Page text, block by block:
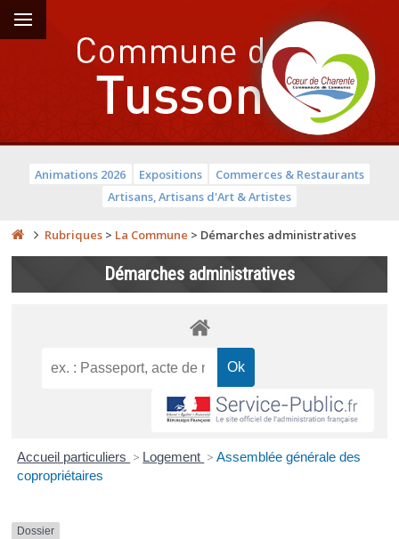
Animations 2026 Expositions
Commerces & Restaurants
Artisans, Artisans d'Art & Artistes
Rubriques > La Commune > Démarches administratives
Démarches administratives
Accueil particuliers > Logement > Assemblée générale des
copropriétaires
Dossier